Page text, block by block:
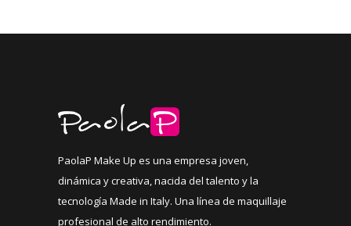
PaolaP Make Up es una empresa joven,
dinámica y creativa, nacida del talento y la
tecnología Made in Italy. Una línea de maquillaje
profesional de alto rendimiento.